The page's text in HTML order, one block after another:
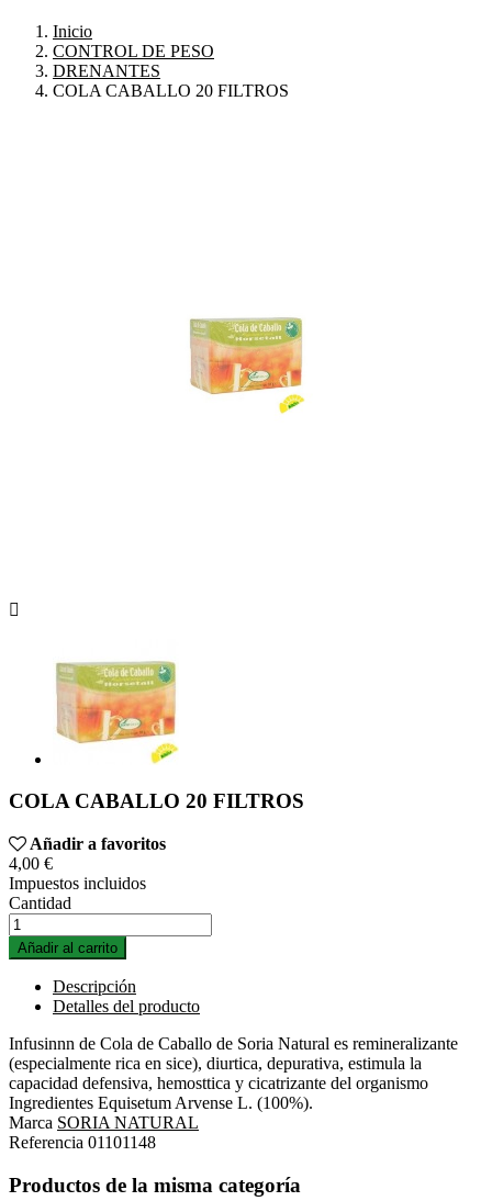
Inicio
CONTROL DE PESO
DRENANTES
COLA CABALLO 20 FILTROS

COLA CABALLO 20 FILTROS
Añadir a favoritos
4,00 €
Impuestos incluidos
Cantidad
Añadir al carrito
Descripción
Detalles del producto
Infusinnn de Cola de Caballo de Soria Natural es remineralizante
(especialmente rica en sice), diurtica, depurativa, estimula la
capacidad defensiva, hemosttica y cicatrizante del organismo
Ingredientes Equisetum Arvense L. (100%).
Marca SORIA NATURAL
Referencia 01101148
Productos de la misma categoría